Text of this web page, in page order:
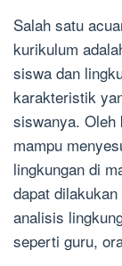
Salah satu
kurikulum
siswa dan
karakteristik
siswanya. Oleh
mampu
lingkungan di
dapat
analisis
seperti guru,